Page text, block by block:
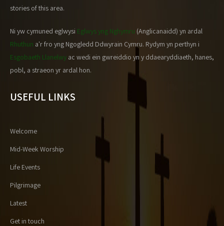
stories of this area.
Ni yw cymuned eglwysi Eglwys yng Nghymru (Anglicanaidd) yn ardal
Rhuthun a'r fro yng Ngogledd Ddwyrain Cymru. Rydym yn perthyn i
Esgobaeth Llanelwy ac wedi ein gwreiddio yn y ddaearyddiaeth, hanes,
pobl, a straeon yr ardal hon.
USEFUL LINKS
Welcome
Mid-Week Worship
Life Events
Pilgrimage
Latest
Get in touch